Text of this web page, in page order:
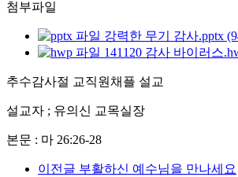
첨부파일
강력한 무기 감사.pptx
141120 감사 바이러스
추수감사절 교직원채플 설교
설교자 ; 유의신 교목실장
본문 : 마 26:26-28
이전글 부활하신 예수님을 만나세요